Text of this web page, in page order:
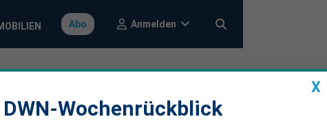
Abo Anmelden
X
DWN-Wochenrückblick